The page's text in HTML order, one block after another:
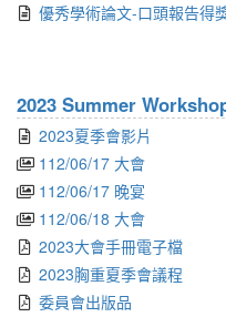
優秀學術論文-口頭報告得
2023 Summer
2023夏季會影片
112/06/17 大會
112/06/17 晚宴
112/06/18 大會
2023大會手冊電子檔
2023胸重夏季會議程
委員會出版品